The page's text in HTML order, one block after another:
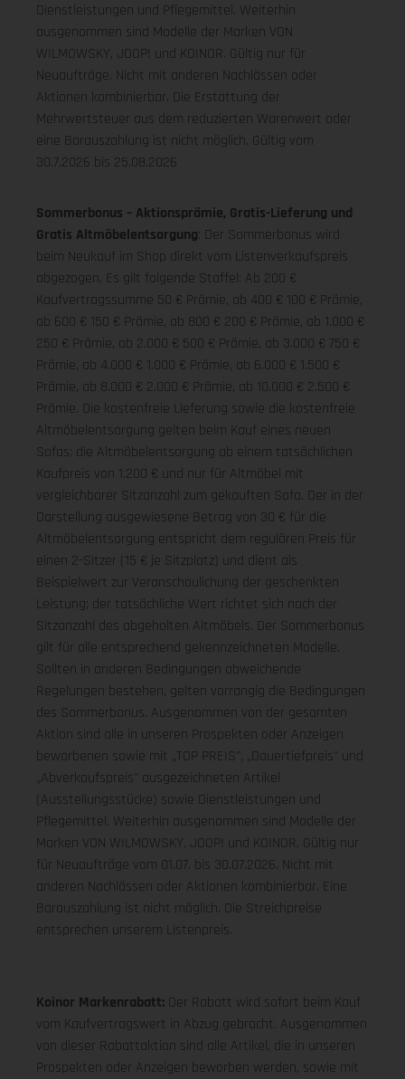
Dienstleistungen und Pflegemittel. Weiterhin
ausgenommen sind Modelle der Marken VON
WILMOWSKY, JOOP! und KOINOR. Gültig nur für
Neuaufträge. Nicht mit anderen Nachlässen oder
Aktionen kombinierbar. Die Erstattung der
Mehrwertsteuer aus dem reduzierten Warenwert oder
eine Barauszahlung ist nicht möglich. Gültig vom
30.7.2026 bis 25.08.2026
Sommerbonus – Aktionsprämie, Gratis-Lieferung und
Gratis Altmöbelentsorgung: Der Sommerbonus wird
beim Neukauf im Shop direkt vom Listenverkaufspreis
abgezogen. Es gilt folgende Staffel: Ab 200 €
Kaufvertragssumme 50 € Prämie, ab 400 € 100 € Prämie,
ab 600 € 150 € Prämie, ab 800 € 200 € Prämie, ab 1.000 €
250 € Prämie, ab 2.000 € 500 € Prämie, ab 3.000 € 750 €
Prämie, ab 4.000 € 1.000 € Prämie, ab 6.000 € 1.500 €
Prämie, ab 8.000 € 2.000 € Prämie, ab 10.000 € 2.500 €
Prämie. Die kostenfreie Lieferung sowie die kostenfreie
Altmöbelentsorgung gelten beim Kauf eines neuen
Sofas; die Altmöbelentsorgung ab einem tatsächlichen
Kaufpreis von 1.200 € und nur für Altmöbel mit
vergleichbarer Sitzanzahl zum gekauften Sofa. Der in der
Darstellung ausgewiesene Betrag von 30 € für die
Altmöbelentsorgung entspricht dem regulären Preis für
einen 2-Sitzer (15 € je Sitzplatz) und dient als
Beispielwert zur Veranschaulichung der geschenkten
Leistung; der tatsächliche Wert richtet sich nach der
Sitzanzahl des abgeholten Altmöbels. Der Sommerbonus
gilt für alle entsprechend gekennzeichneten Modelle.
Sollten in anderen Bedingungen abweichende
Regelungen bestehen, gelten vorrangig die Bedingungen
des Sommerbonus. Ausgenommen von der gesamten
Aktion sind alle in unseren Prospekten oder Anzeigen
beworbenen sowie mit „TOP PREIS", „Dauertiefpreis" und
„Abverkaufspreis" ausgezeichneten Artikel
(Ausstellungsstücke) sowie Dienstleistungen und
Pflegemittel. Weiterhin ausgenommen sind Modelle der
Marken VON WILMOWSKY, JOOP! und KOINOR. Gültig nur
für Neuaufträge vom 01.07. bis 30.07.2026. Nicht mit
anderen Nachlässen oder Aktionen kombinierbar. Eine
Barauszahlung ist nicht möglich. Die Streichpreise
entsprechen unserem Listenpreis.
Koinor Markenrabatt: Der Rabatt wird sofort beim Kauf
vom Kaufvertragswert in Abzug gebracht. Ausgenommen
von dieser Rabattaktion sind alle Artikel, die in unseren
Prospekten oder Anzeigen beworben werden, sowie mit